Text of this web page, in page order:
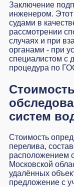
Заключение
инженером. Этот
судами в
рассмотрении
случаях и при
органами - при
специалистом с
процедура по
систем
Стоимость
перелива,
расположением
Московской
удалённых
предложение с